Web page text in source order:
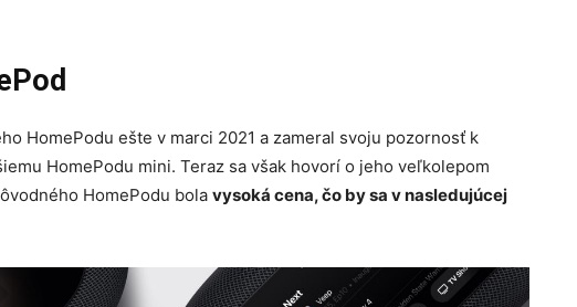
HomePodu ešte v marci 2021 a zameral svoju pozornosť k
HomePodu mini. Teraz sa však hovorí o jeho veľkolepom
HomePodu bola vysoká cena, čo by sa v nasledujúcej